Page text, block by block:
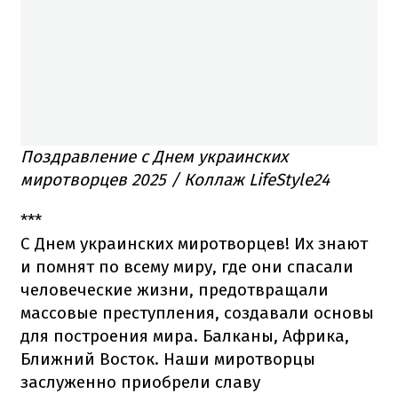
Поздравление с Днем украинских
миротворцев 2025 / Коллаж LifeStyle24
***
С Днем украинских миротворцев! Их знают
и помнят по всему миру, где они спасали
человеческие жизни, предотвращали
массовые преступления, создавали основы
для построения мира. Балканы, Африка,
Ближний Восток. Наши миротворцы
заслуженно приобрели славу